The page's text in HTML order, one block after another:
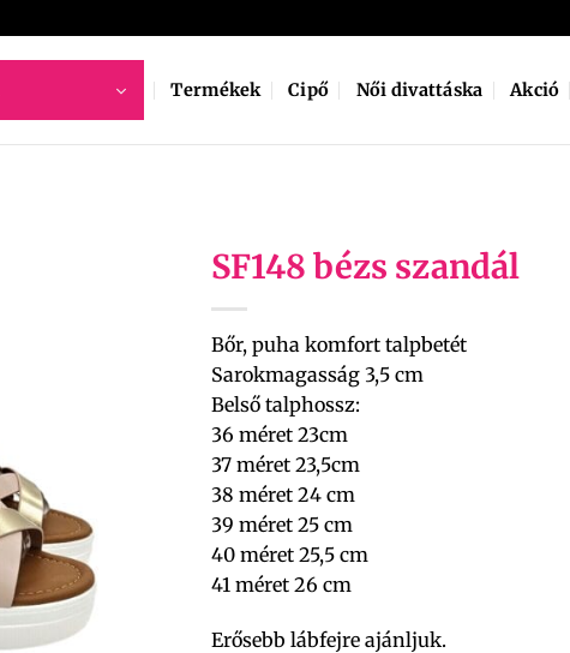
Termékek Cipő Női divattáska Akció
SF148 bézs szandál
Bőr, puha komfort talpbetét
Sarokmagasság 3,5 cm
Belső talphossz:
36 méret 23cm
37 méret 23,5cm
38 méret 24 cm
39 méret 25 cm
40 méret 25,5 cm
41 méret 26 cm
Erősebb lábfejre ajánljuk.